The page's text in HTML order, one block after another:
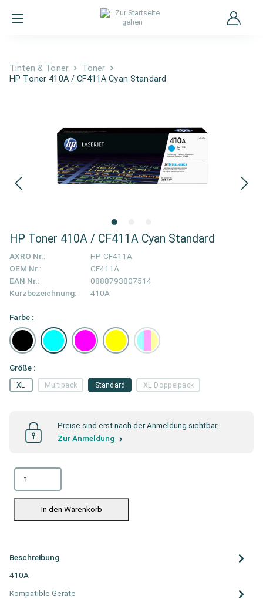
Tinten & Toner
Toner
HP Toner 410A / CF411A Cyan Standard
HP Toner 410A / CF411A Cyan Standard
AXRO Nr.:
HP-CF411A
OEM Nr.:
CF411A
EAN Nr.:
0888793807514
Kurzbezeichnung:
410A
Farbe :
Größe :
Standard
XL XL Doppelpack
Multipack
Preise sind erst nach der Anmeldung sichtbar.
Zur Anmeldung
In den Warenkorb
Beschreibung
410A
Kompatible Geräte